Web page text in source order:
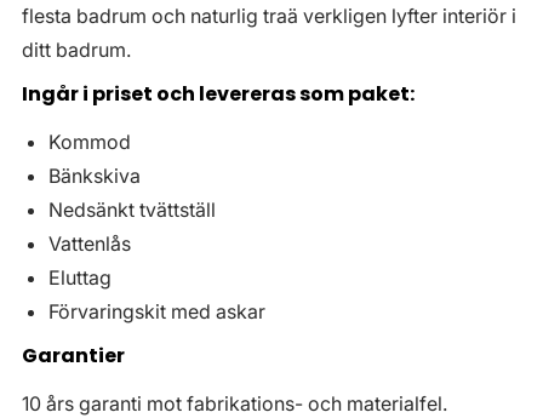
flesta badrum och naturlig traä verkligen lyfter interiör i
ditt badrum.
Ingår i priset och levereras som paket:
Kommod
Bänkskiva
Nedsänkt tvättställ
Vattenlås
Eluttag
Förvaringskit med askar
Garantier
10 års garanti mot fabrikations- och materialfel.